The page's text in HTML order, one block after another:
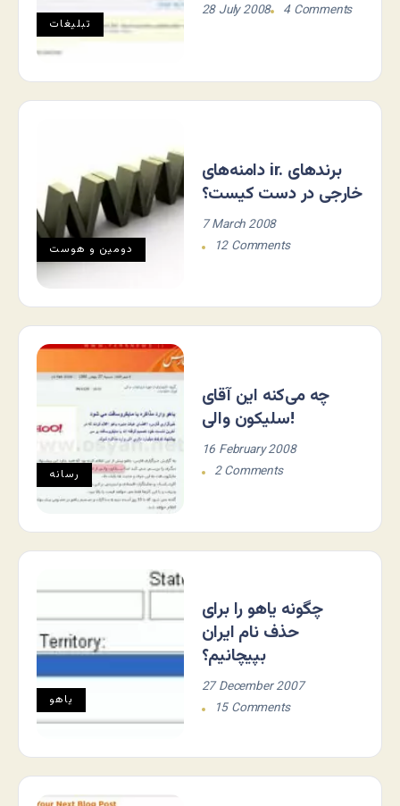
تبلیغات
28 July 2008 4 Comments
دومين و هوست
دامنه‌های ir. برندهای
خارجی در دست کیست؟
7 March 2008
12 Comments
رسانه
چه می‌کنه این آقای
سلیکون والی!
16 February 2008
2 Comments
ياهو
چگونه یاهو را برای
حذف نام ایران
بپیچانیم؟
27 December 2007
15 Comments